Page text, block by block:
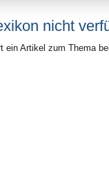
nicht
ein Artikel zum Thema